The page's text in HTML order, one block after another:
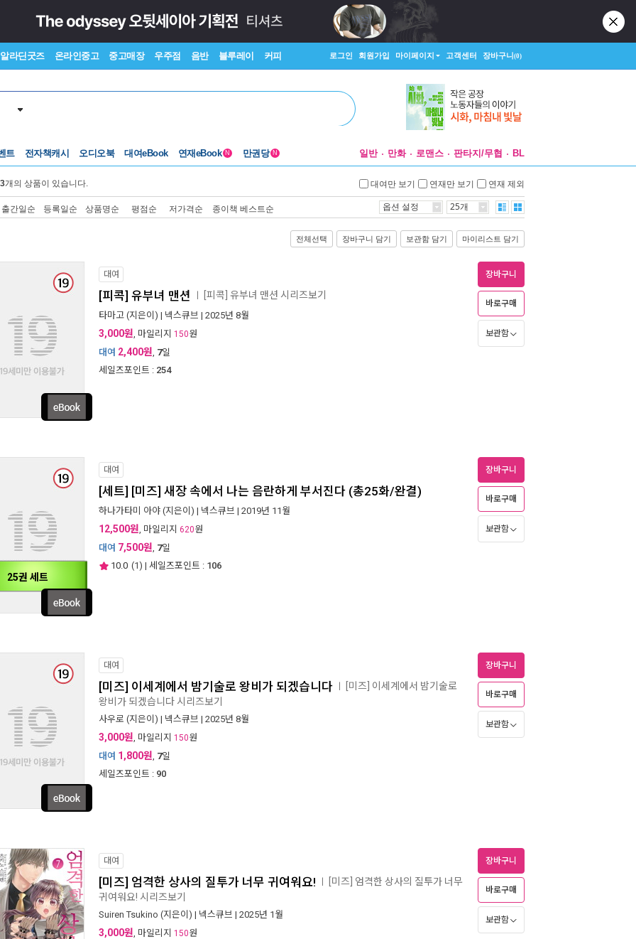
알라딘굿즈 온라인중고 중고매장 우주점 음반 블루레이 커피 로그인 회원가입 마이페이지 고객센터 장바구니(0)
트 전자책캐시 오디오북 대여eBook 연재eBook N 만권당 N 일반 만화 로맨스 판타지/무협 BL
개의 상품이 있습니다. 대여만 보기 연재만 보기 연재 제외
출간일순 등록일순 상품명순 평점순 저가격순 종이책 베스트순 옵션 설정 25개
전체선택 장바구니 담기 보관함 담기 마이리스트 담기
대여
[피콕] 유부녀 맨션 [피콕] 유부녀 맨션 시리즈보기
타마고 (지은이) | 넥스큐브 | 2025년 8월
3,000원, 마일리지 150원
대여 2,400원, 7일
세일즈포인트 : 254
장바구니
바로구매
보관함
25권 세트
대여
[세트] [미즈] 새장 속에서 나는 음란하게 부서진다 (총25화/완결)
하나가타미 아야 (지은이) | 넥스큐브 | 2019년 11월
12,500원, 마일리지 620원
대여 7,500원, 7일
10.0 (1) | 세일즈포인트 : 106
장바구니
바로구매
보관함
대여
[미즈] 이세계에서 밤기술로 왕비가 되겠습니다 [미즈] 이세계에서 밤기술로
왕비가 되겠습니다 시리즈보기
사우로 (지은이) | 넥스큐브 | 2025년 8월
3,000원, 마일리지 150원
대여 1,800원, 7일
세일즈포인트 : 90
장바구니
바로구매
보관함
대여
[미즈] 엄격한 상사의 질투가 너무 귀여워요! [미즈] 엄격한 상사의 질투가 너무
귀여워요! 시리즈보기
Suiren Tsukino (지은이) | 넥스큐브 | 2025년 1월
3,000원, 마일리지 150원
장바구니
바로구매
보관함